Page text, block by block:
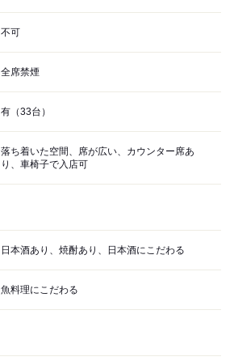
不可
全席禁煙
有（33台）
落ち着いた空間、席が広い、カウンター席あ
り、車椅子で入店可
日本酒あり、焼酎あり、日本酒にこだわる
魚料理にこだわる